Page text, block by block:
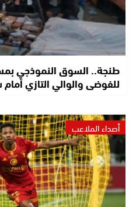
طنجة.. السوق النموذجي
للفوضى والوالي التازي أمام
أصداء الملاعب